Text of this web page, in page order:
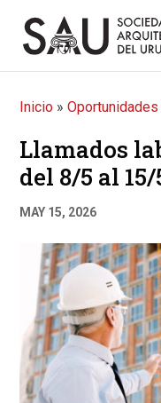
Inicio »
Llamados
del 8/5 al 15/
MAY 15, 2026